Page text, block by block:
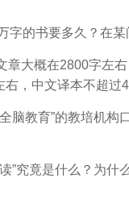
字的书要多久？在
章大概在2800字左
右，中文译本不超过
脑教育”的教培机构
”究竟是什么？为